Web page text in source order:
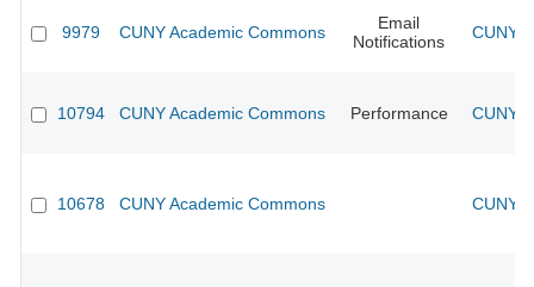
9979 CUNY Academic Commons
Email
Notifications
CUNY
10794 CUNY Academic Commons Performance CUNY
10678 CUNY Academic Commons CUNY